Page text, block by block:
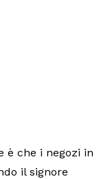
è che i negozi in
il signore